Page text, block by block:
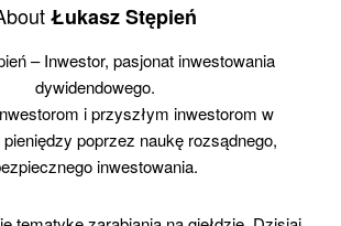
Łukasz Stępień
– Inwestor, pasjonat inwestowania
dywidendowego.
i przyszłym inwestorom w
poprzez naukę rozsądnego,
inwestowania.